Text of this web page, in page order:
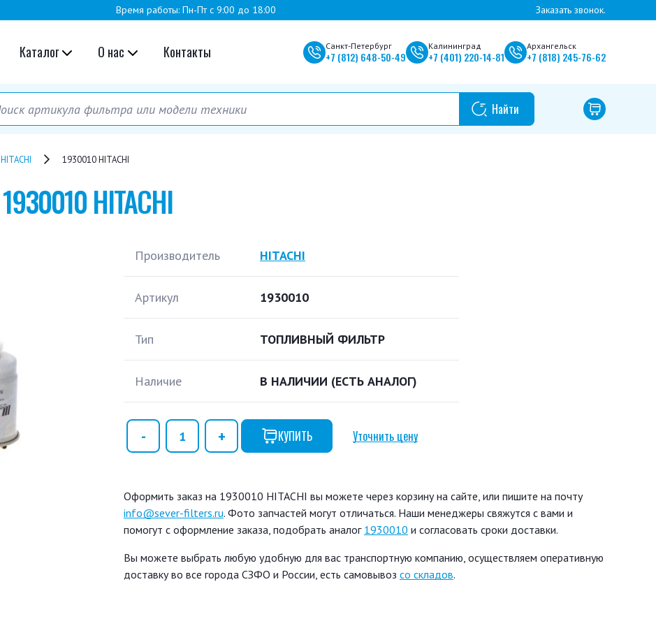
Время работы: Пн-Пт с 9:00 до 18:00 Заказать звонок.
Каталог О нас Контакты Санкт-Петербург
+7 (812) 648-50-49
Калининград
+7 (401) 220-14-81
Архангельск
+7 (818) 245-76-62
HITACHI 1930010 HITACHI
1930010 HITACHI
Производитель HITACHI
Артикул 1930010
Тип ТОПЛИВНЫЙ ФИЛЬТР
Наличие В НАЛИЧИИ (ЕСТЬ АНАЛОГ)
КУПИТЬ Уточнить цену
Оформить заказ на 1930010 HITACHI вы можете через корзину на сайте, или пишите на почту
info@sever-filters.ru. Фото запчастей могут отличаться. Наши менеджеры свяжутся с вами и
помогут с оформление заказа, подобрать аналог 1930010 и согласовать сроки доставки.
Вы можете выбрать любую удобную для вас транспортную компанию, осуществляем оперативную
доставку во все города СЗФО и России, есть самовывоз со складов.